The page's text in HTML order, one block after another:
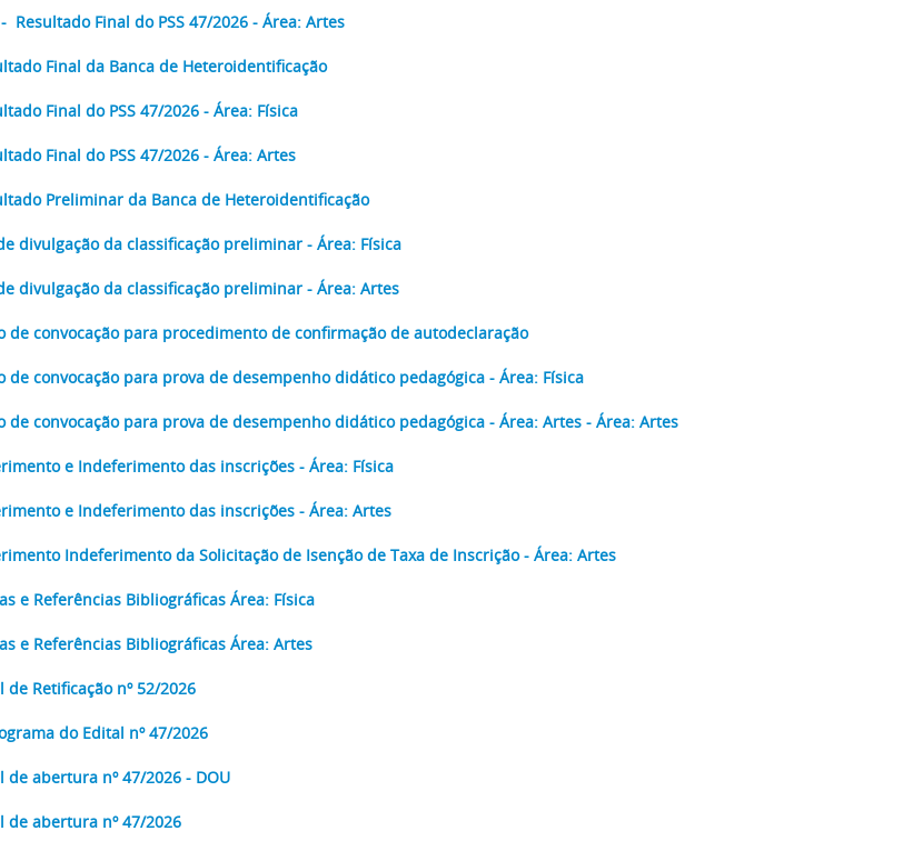
Resultado Final do PSS 47/2026 - Área: Artes
Final da Banca de Heteroidentificação
Final do PSS 47/2026 - Área: Física
Final do PSS 47/2026 - Área: Artes
Preliminar da Banca de Heteroidentificação
divulgação da classificação preliminar - Área: Física
divulgação da classificação preliminar - Área: Artes
de convocação para procedimento de confirmação de autodeclaração
de convocação para prova de desempenho didático pedagógica - Área: Física
de convocação para prova de desempenho didático pedagógica - Área: Artes - Área: Artes
e Indeferimento das inscrições - Área: Física
e Indeferimento das inscrições - Área: Artes
Indeferimento da Solicitação de Isenção de Taxa de Inscrição - Área: Artes
e Referências Bibliográficas Área: Física
e Referências Bibliográficas Área: Artes
de Retificação nº 52/2026
do Edital nº 47/2026
de abertura nº 47/2026 - DOU
de abertura nº 47/2026